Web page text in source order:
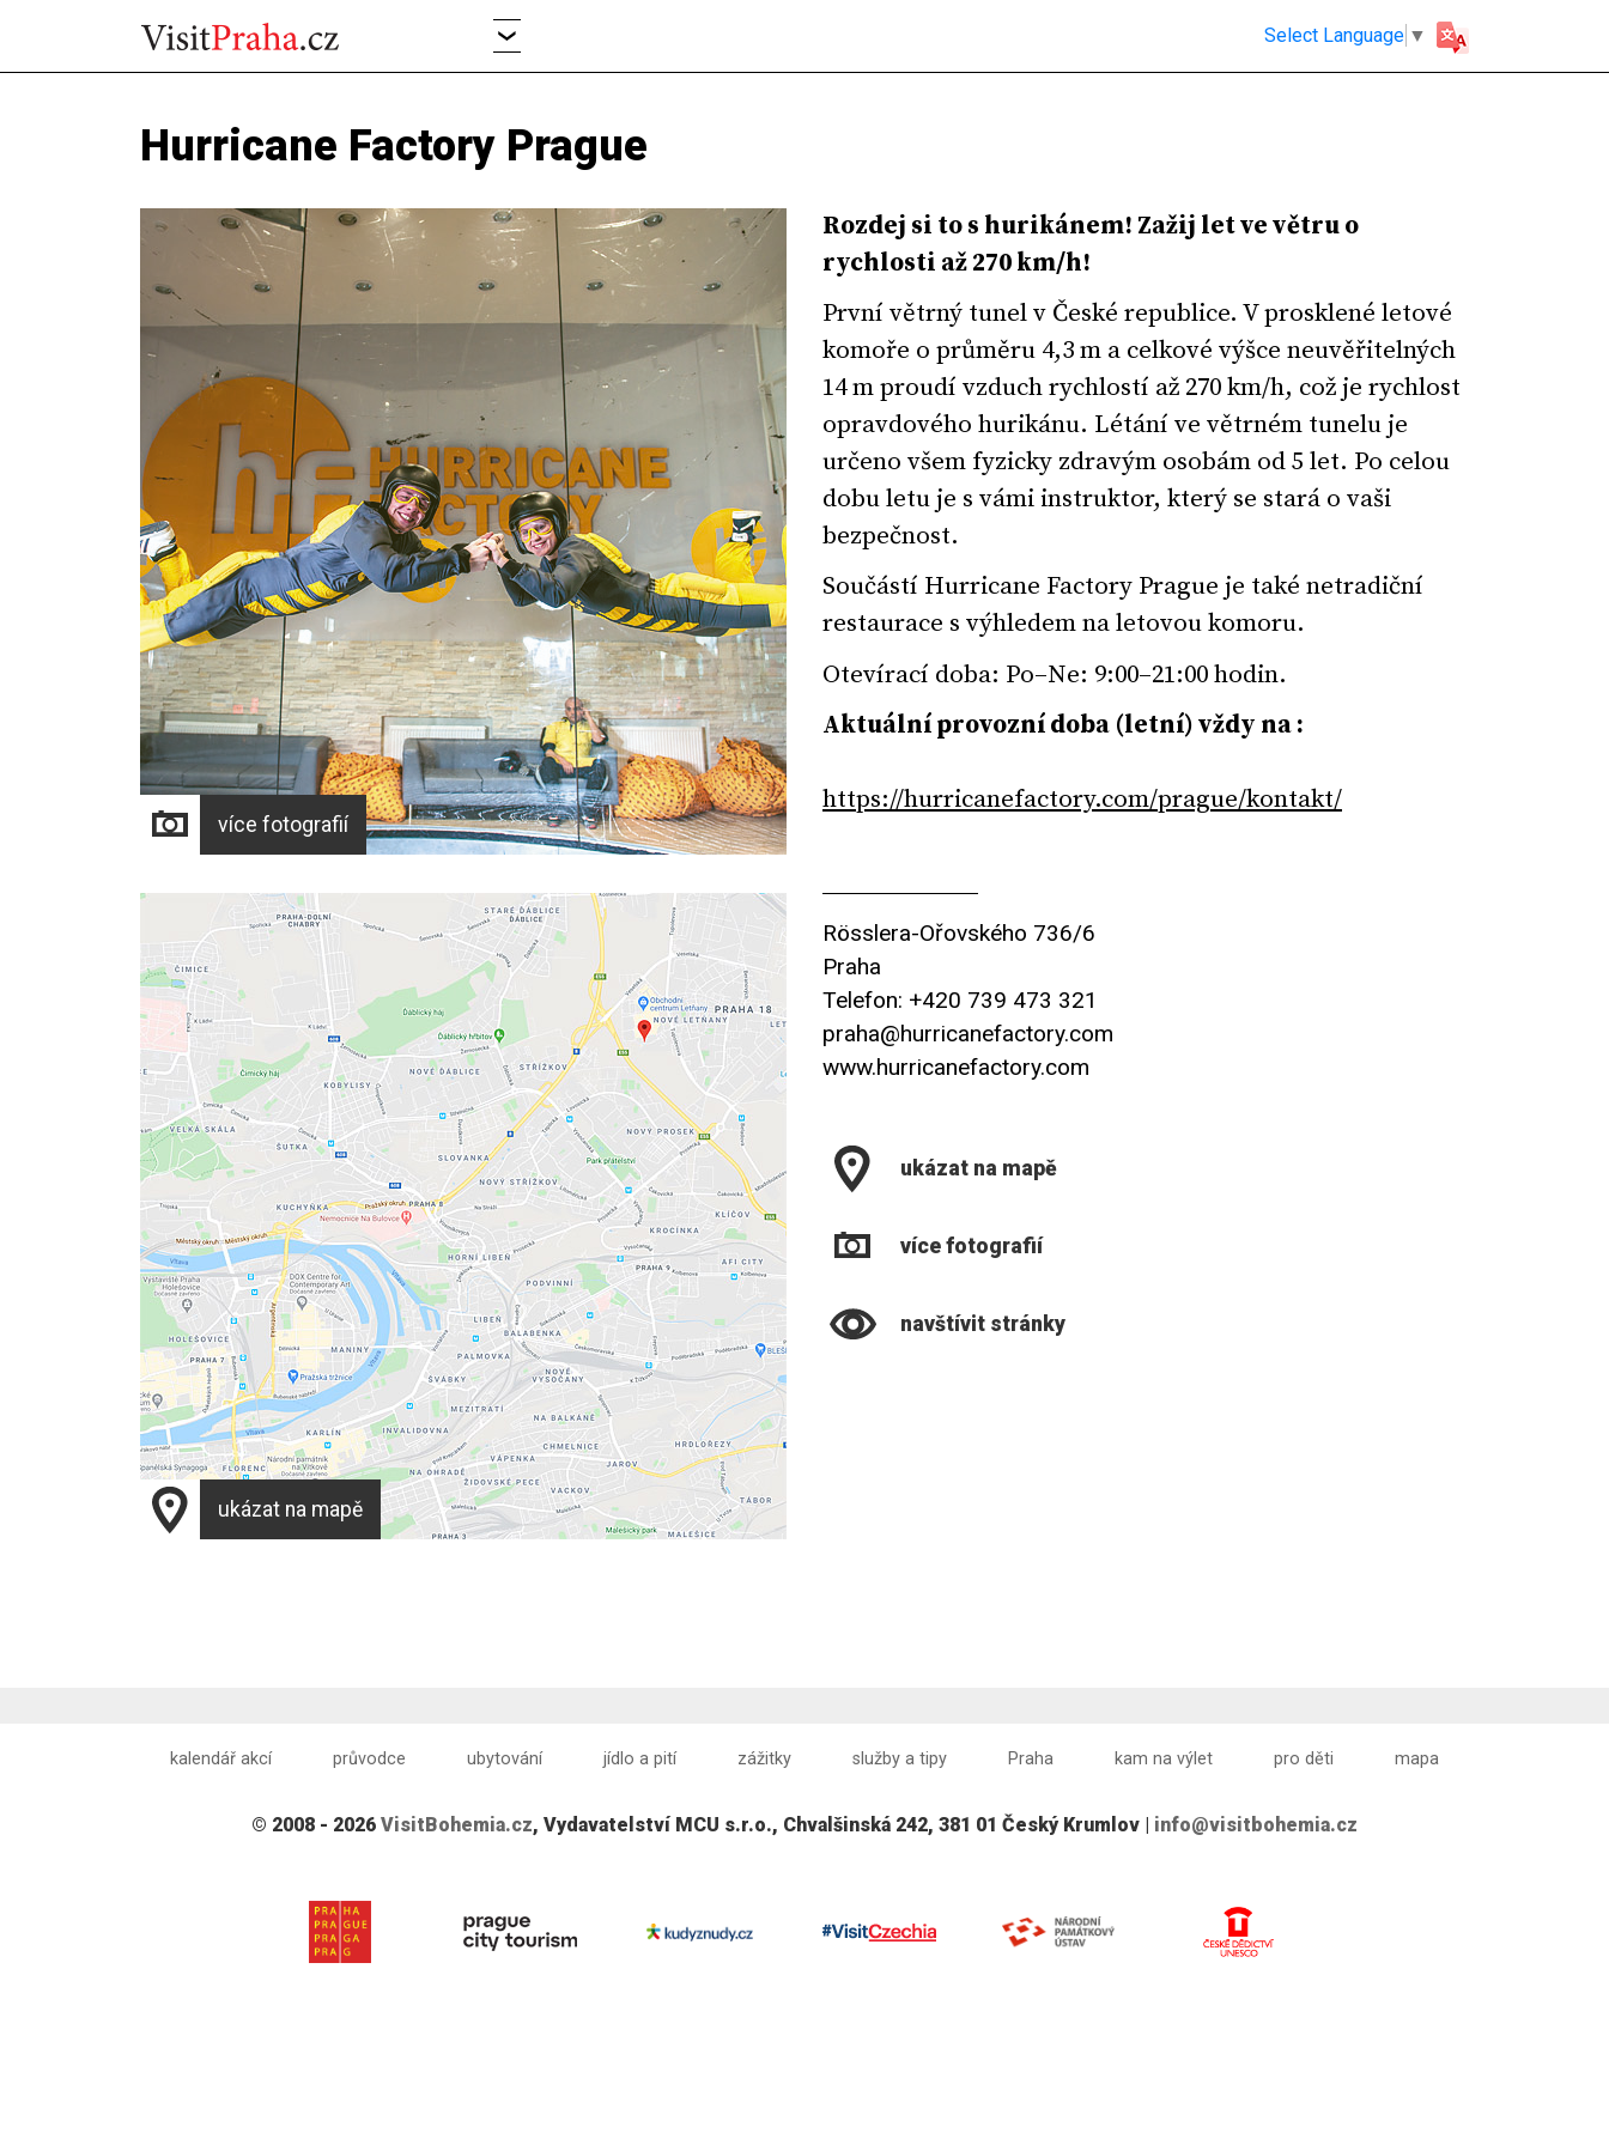
Select Language ▼
Hurricane Factory Prague
více fotografií
Rozdej si to s hurikánem! Zažij let ve větru o
rychlosti až 270 km/h!
První větrný tunel v České republice. V prosklené letové
komoře o průměru 4,3 m a celkové výšce neuvěřitelných
14 m proudí vzduch rychlostí až 270 km/h, což je rychlost
opravdového hurikánu. Létání ve větrném tunelu je
určeno všem fyzicky zdravým osobám od 5 let. Po celou
dobu letu je s vámi instruktor, který se stará o vaši
bezpečnost.
Součástí Hurricane Factory Prague je také netradiční
restaurace s výhledem na letovou komoru.
Otevírací doba: Po–Ne: 9:00–21:00 hodin.
Aktuální provozní doba (letní) vždy na :
https://hurricanefactory.com/prague/kontakt/
ukázat na mapě
Rösslera-Ořovského 736/6
Praha
Telefon: +420 739 473 321
praha@hurricanefactory.com
www.hurricanefactory.com
ukázat na mapě
více fotografií
navštívit stránky
kalendář akcí průvodce ubytování jídlo a pití zážitky služby a tipy Praha kam na výlet pro děti mapa
© 2008 - 2026 VisitBohemia.cz, Vydavatelství MCU s.r.o., Chvalšinská 242, 381 01 Český Krumlov | info@visitbohemia.cz